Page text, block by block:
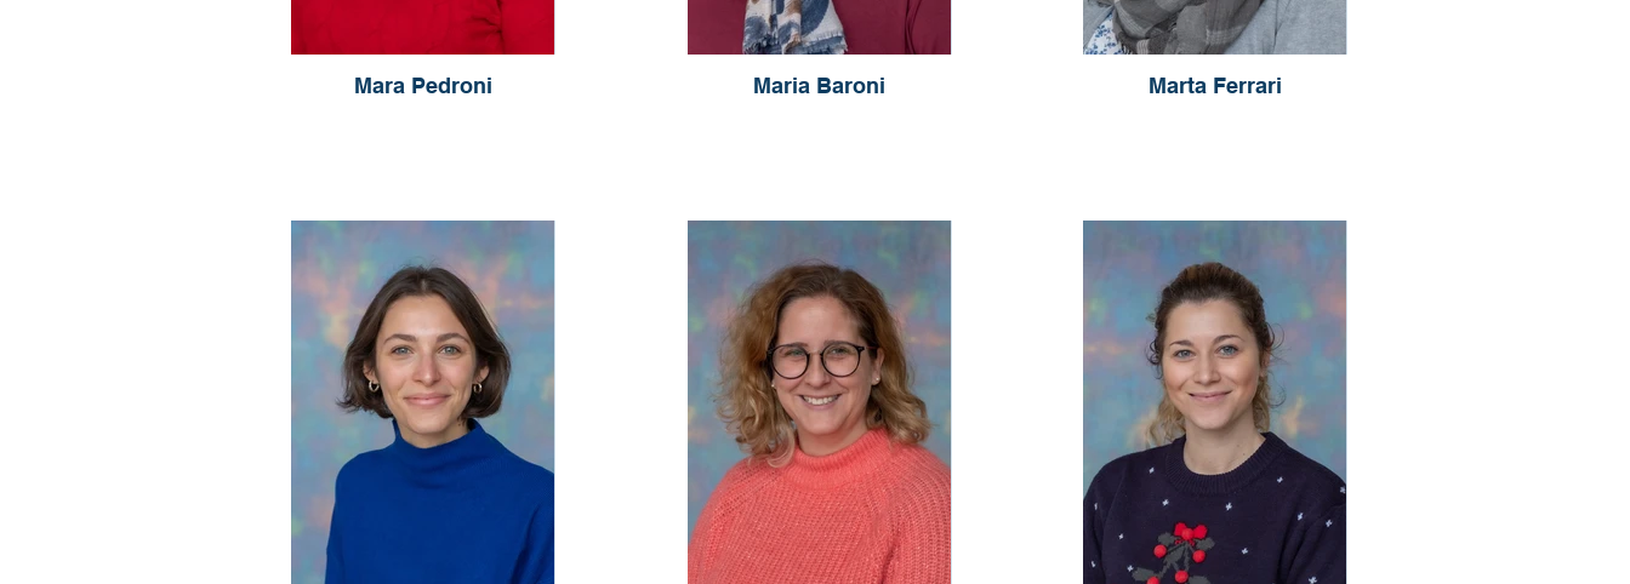
Mara Pedroni Maria Baroni Marta Ferrari